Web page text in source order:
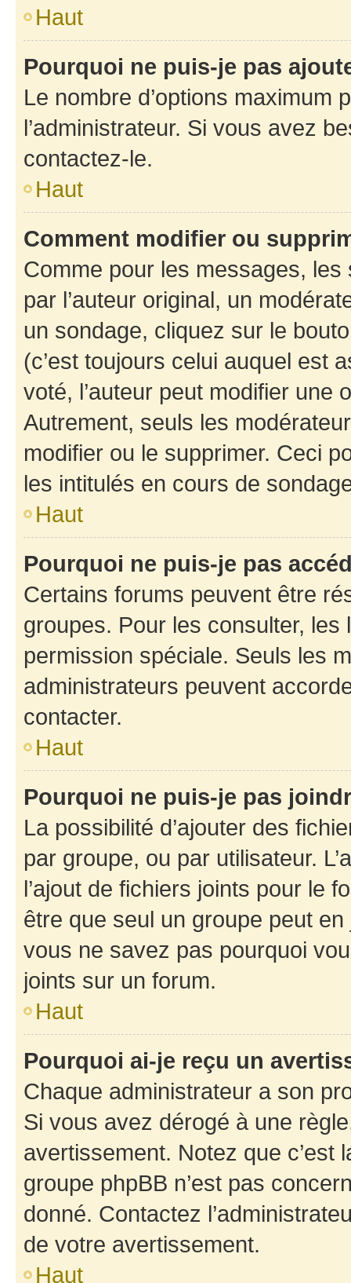
Haut
Pourquoi ne puis-je pas
Le nombre d’options maximum
l’administrateur. Si vous avez
contactez-le.
Haut
Comment modifier ou
Comme pour les messages,
par l’auteur original, un
un sondage, cliquez sur le
(c’est toujours celui auquel est
voté, l’auteur peut modifier une
Autrement, seuls les
modifier ou le supprimer. Ceci
les intitulés en cours de
Haut
Pourquoi ne puis-je pas
Certains forums peuvent être
groupes. Pour les consulter,
permission spéciale. Seuls les
administrateurs peuvent
contacter.
Haut
Pourquoi ne puis-je pas
La possibilité d’ajouter des
par groupe, ou par utilisateur.
l’ajout de fichiers joints pour le
être que seul un groupe peut
vous ne savez pas pourquoi
joints sur un forum.
Haut
Pourquoi ai-je reçu un
Chaque administrateur a son
Si vous avez dérogé à une
avertissement. Notez que c’est
groupe phpBB n’est pas
donné. Contactez
de votre avertissement.
Haut